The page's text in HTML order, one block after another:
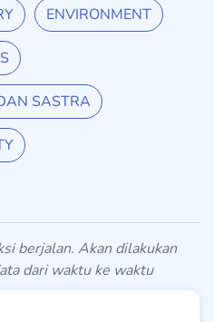
ENVIRONMENT
SASTRA
berjalan. Akan dilakukan
dari waktu ke waktu